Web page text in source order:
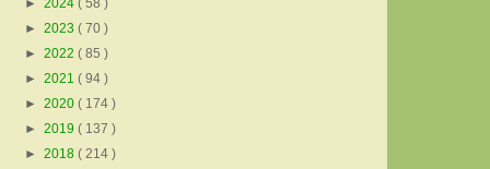
► 2023 ( 70 )
► 2022 ( 85 )
► 2021 ( 94 )
► 2020 ( 174 )
► 2019 ( 137 )
► 2018 ( 214 )